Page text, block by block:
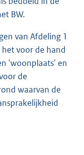
BW.
van Afdeling 1
voor de hand
'woonplaats' en
de
waarvan de